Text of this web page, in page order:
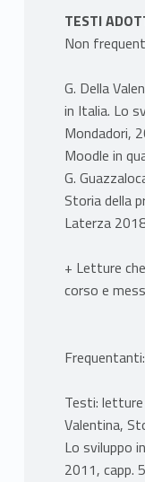
TESTI
Non
G. Della
in Italia. Lo
Mondadori,
Moodle in
G.
Storia della
Laterza
+ Letture
corso e
Frequentanti:
Testi: letture
Valentina,
Lo sviluppo
2011, capp.